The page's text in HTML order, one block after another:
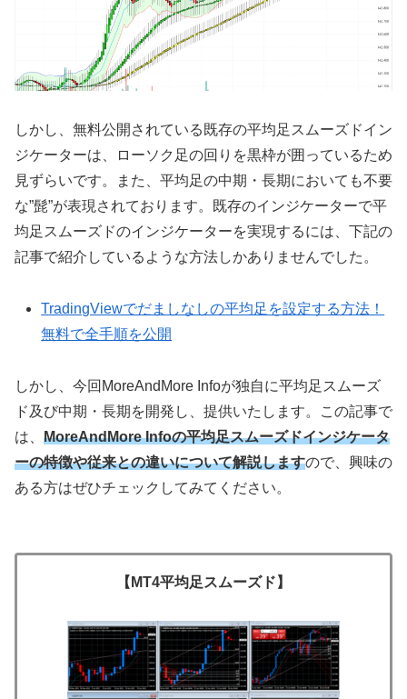
しかし、無料公開されている既存の平均足スムーズドイン
ジケーターは、ローソク足の回りを黒枠が囲っているため
見ずらいです。また、平均足の中期・長期においても不要
な”髭”が表現されております。既存のインジケーターで平
均足スムーズドのインジケーターを実現するには、下記の
記事で紹介しているような方法しかありませんでした。
TradingViewでだましなしの平均足を設定する方法！
無料で全手順を公開
しかし、今回MoreAndMore Infoが独自に平均足スムーズ
ド及び中期・長期を開発し、提供いたします。この記事で
は、 MoreAndMore Infoの平均足スムーズドインジケータ
ーの特徴や従来との違いについて解説しますので、興味の
ある方はぜひチェックしてみてください。
【MT4平均足スムーズド】